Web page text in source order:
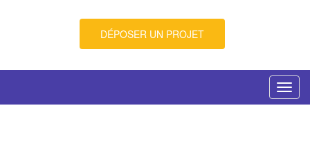
DÉPOSER UN PROJET